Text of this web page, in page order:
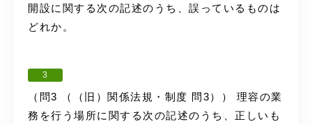
開設に関する次の記述のうち、誤っているものは
どれか。
3
（問3 （（旧）関係法規・制度 問3）） 理容の業
務を行う場所に関する次の記述のうち、正しいも